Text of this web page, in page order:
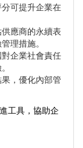
分可提升企業在
供應商的永續表
理措施。
對企業社會責任
果，優化內部管
工具，協助企